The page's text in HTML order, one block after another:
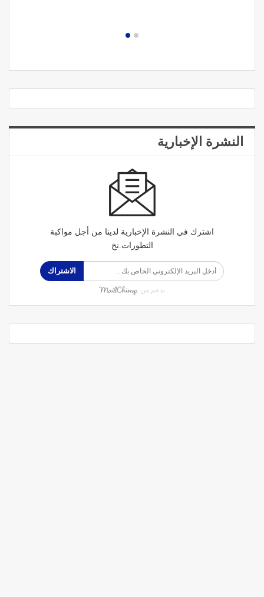
النشرة الإخبارية
اشترك في النشرة الإخبارية لدينا من أجل مواكبة
التطورات.نخ
الاشتراك
بدعم من